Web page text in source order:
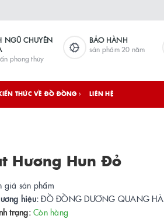
NGŨ CHUYÊN
phong thủy
BẢO HÀNH
sản phẩm 20 năm
THỨC VỀ ĐỒ ĐỒNG LIÊN HỆ
Hương Hun Đỏ
giá sản phẩm
hiệu: ĐỒ ĐỒNG DƯƠNG QUANG HÀ
trạng: Còn hàng